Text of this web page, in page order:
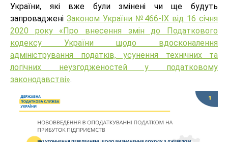
України, які вже були змінені чи ще будуть
запроваджені Законом України №466-IX від 16 січня
2020 року «Про внесення змін до Податкового
кодексу України щодо вдосконалення
адміністрування податків, усунення технічних та
логічних неузгодженостей у податковому
законодавстві».